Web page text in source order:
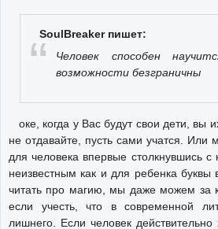
SoulBreaker пишет:
Человек способен
возможности безграничны
оке, когда у Вас будут свои дети, вы
не отдавайте, пусть сами учатся. Или
для человека впервые столкнувшись
неизвестным как и для ребенка
читать про магию, мы даже можем за
если учесть, что в современной
лишнего. Если человек действительно